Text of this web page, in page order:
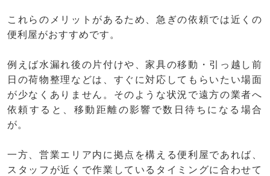
これらのメリットがあるため、急ぎの依頼では近くの
便利屋がおすすめです。
例えば水漏れ後の片付けや、家具の移動・引っ越し前
日の荷物整理などは、すぐに対応してもらいたい場面
が少なくありません。そのような状況で遠方の業者へ
依頼すると、移動距離の影響で数日待ちになる場合
が。
一方、営業エリア内に拠点を構える便利屋であれば、
スタッフが近くで作業しているタイミングに合わせて